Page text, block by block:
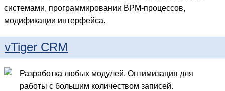
системами, программировании BPM-процессов,
модификации интерфейса.
vTiger CRM
Разработка любых модулей. Оптимизация для
работы с большим количеством записей.